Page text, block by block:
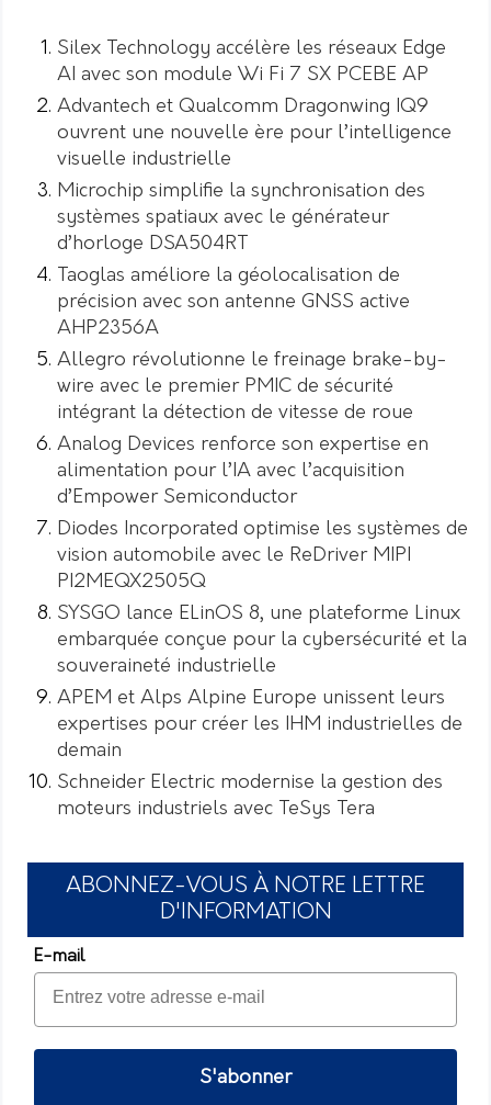
Silex Technology accélère les réseaux Edge
AI avec son module Wi Fi 7 SX PCEBE AP
Advantech et Qualcomm Dragonwing IQ9
ouvrent une nouvelle ère pour l’intelligence
visuelle industrielle
Microchip simplifie la synchronisation des
systèmes spatiaux avec le générateur
d’horloge DSA504RT
Taoglas améliore la géolocalisation de
précision avec son antenne GNSS active
AHP2356A
Allegro révolutionne le freinage brake-by-
wire avec le premier PMIC de sécurité
intégrant la détection de vitesse de roue
Analog Devices renforce son expertise en
alimentation pour l’IA avec l’acquisition
d’Empower Semiconductor
Diodes Incorporated optimise les systèmes de
vision automobile avec le ReDriver MIPI
PI2MEQX2505Q
SYSGO lance ELinOS 8, une plateforme Linux
embarquée conçue pour la cybersécurité et la
souveraineté industrielle
APEM et Alps Alpine Europe unissent leurs
expertises pour créer les IHM industrielles de
demain
Schneider Electric modernise la gestion des
moteurs industriels avec TeSys Tera
ABONNEZ-VOUS À NOTRE LETTRE
D'INFORMATION
E-mail
S'abonner